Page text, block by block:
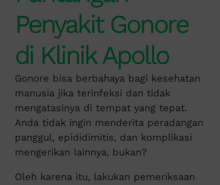
Penyakit Gonore
di Klinik Apollo
Gonore bisa berbahaya bagi kesehatan
manusia jika terinfeksi dan tidak
mengatasinya di tempat yang tepat.
Anda tidak ingin menderita peradangan
panggul, epididimitis, dan komplikasi
mengerikan lainnya, bukan?
Oleh karena itu, lakukan pemeriksaan